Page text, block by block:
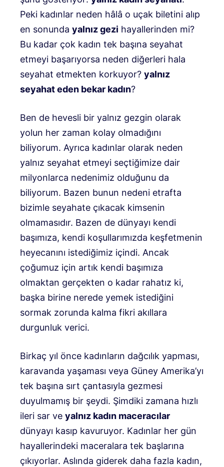
Peki kadınlar neden hâlâ o uçak biletini alıp
en sonunda yalnız gezi hayallerinden mi?
Bu kadar çok kadın tek başına seyahat
etmeyi başarıyorsa neden diğerleri hala
seyahat etmekten korkuyor? yalnız
seyahat eden bekar kadın?
Ben de hevesli bir yalnız gezgin olarak
yolun her zaman kolay olmadığını
biliyorum. Ayrıca kadınlar olarak neden
yalnız seyahat etmeyi seçtiğimize dair
milyonlarca nedenimiz olduğunu da
biliyorum. Bazen bunun nedeni etrafta
bizimle seyahate çıkacak kimsenin
olmamasıdır. Bazen de dünyayı kendi
başımıza, kendi koşullarımızda keşfetmenin
heyecanını istediğimiz içindi. Ancak
çoğumuz için artık kendi başımıza
olmaktan gerçekten o kadar rahatız ki,
başka birine nerede yemek istediğini
sormak zorunda kalma fikri akıllara
durgunluk verici.
Birkaç yıl önce kadınların dağcılık yapması,
karavanda yaşaması veya Güney Amerika’yı
tek başına sırt çantasıyla gezmesi
duyulmamış bir şeydi. Şimdiki zamana hızlı
ileri sar ve yalnız kadın maceracılar
dünyayı kasıp kavuruyor. Kadınlar her gün
hayallerindeki maceralara tek başlarına
çıkıyorlar. Aslında giderek daha fazla kadın,